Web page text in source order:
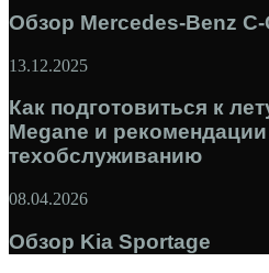
Обзор Mercedes-Benz
13.12.2025
Как подготовиться к
Megane и
техобслуживанию
08.04.2026
Обзор Kia Sportage